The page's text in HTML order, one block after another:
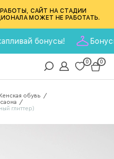
САЙТ НА СТАДИИ
МОЖЕТ НЕ РАБОТАТЬ.
бонусы! Бонусная
0 0
обувь /
/
глиттер)